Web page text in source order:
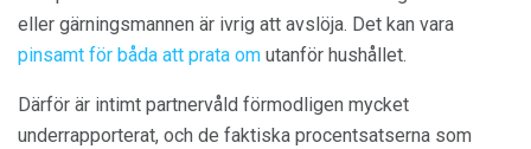
eller gärningsmannen är ivrig att avslöja. Det kan vara
pinsamt för båda att prata om utanför hushållet.
Därför är intimt partnervåld förmodligen mycket
underrapporterat, och de faktiska procentsatserna som